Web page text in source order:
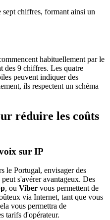
chiffres, formant ainsi un
habituellement par le
des 9 chiffres. Les quatre
peuvent indiquer des
ils respectent un schéma
réduire les coûts
sur IP
le Portugal, envisager des
s'avérer avantageux. Des
, ou Viber vous permettent de
via Internet, tant que vous
vous permettra de
tarifs d'opérateur.